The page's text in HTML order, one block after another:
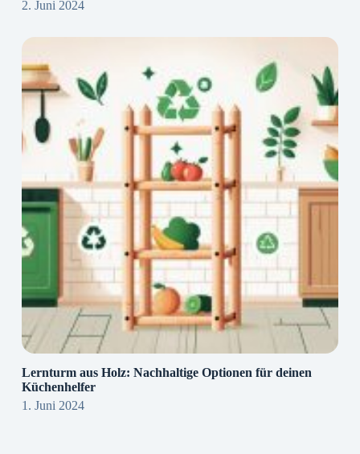
2. Juni 2024
Lernturm aus Holz: Nachhaltige Optionen für deinen
Küchenhelfer
1. Juni 2024